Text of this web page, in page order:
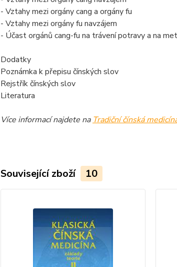
- Vztahy mezi orgány cang a orgány fu
- Vztahy mezi orgány fu navzájem
- Účast orgánů cang-fu na trávení potravy a na
Dodatky
Poznámka k přepisu čínských slov
Rejstřík čínských slov
Literatura
Více informací najdete na Tradiční čínská
Související zboží 10